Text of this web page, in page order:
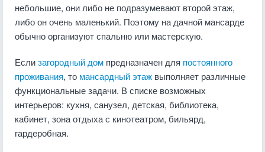
небольшие, они либо не подразумевают второй этаж,
либо он очень маленький. Поэтому на дачной мансарде
обычно организуют спальню или мастерскую.
Еслизагородный дом предназначен для постоянного
проживания, то мансардный этаж выполняет различные
функциональные задачи. В списке возможных
интерьеров: кухня, санузел, детская, библиотека,
кабинет, зона отдыха с кинотеатром, бильярд,
гардеробная.